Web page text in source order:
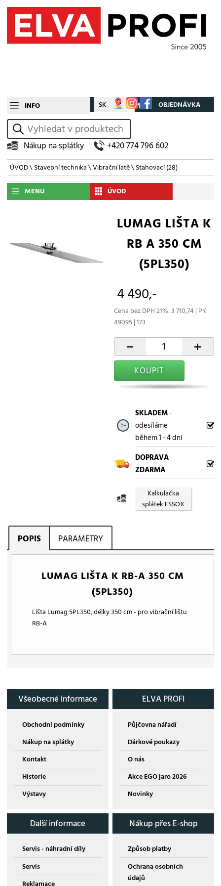
INFO CZ SK Můj účet OBJEDNÁVKA
vyhledat
Nákup na splátky +420 774 796 602
ÚVOD\Stavební technika\Vibrační latě\Stahovací(28)
MENU ÚVOD
LUMAG LIŠTA K
RB A 350 CM
(5PL350)
4 490,-
Cena bez DPH 21%: 3 710,74 | PK
49095 | 173
- +
KOUPIT
SKLADEM-
odesíláme
během 1 - 4 dní
DOPRAVA
ZDARMA
Kalkulačka
splátek ESSOX
POPIS PARAMETRY
LUMAG LIŠTA K RB-A 350 CM
(5PL350)
Lišta Lumag 5PL350, délky 350 cm - pro vibrační lištu
RB-A
Všeobecné informace
Obchodní podmínky
Nákup na splátky
Kontakt
Historie
Výstavy
ELVA PROFI
Půjčovna nářadí
Dárkové poukazy
O nás
Akce EGO jaro 2026
Novinky
Další informace
Servis - náhradní díly
Servis
Reklamace
Nákup přes E-shop
Způsob platby
Ochrana osobních
údajů